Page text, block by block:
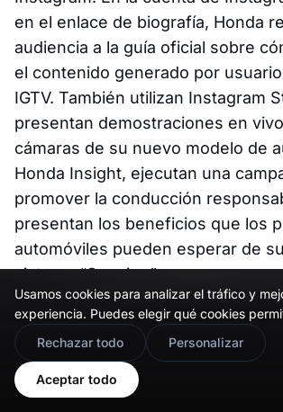
en el enlace de biografía, Honda
audiencia a la guía oficial sobre
el contenido generado por
IGTV. También utilizan Instagram
presentan demostraciones en
cámaras de su nuevo modelo de
Honda Insight, ejecutan una
promover la conducción
presentan los beneficios que los
automóviles pueden esperar de
sistema “Sensing”.
Enfoque único:
El enfoque único de Honda radica
compromiso de enfatizar el
por usuarios. Todas sus cuentas
Usamos cookies para analizar el tráfico y
experiencia. Puedes elegir qué cookies
Rechazar todo
Personalizar
Aceptar todo
🇬🇧 Would you prefer this site in English?
View in English